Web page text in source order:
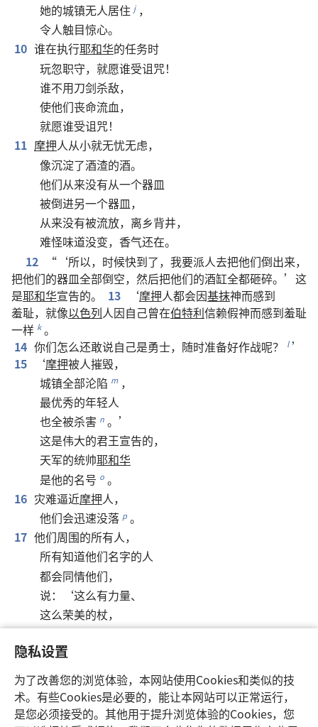
隐私设置
为了改善您的浏览体验，本网站使用Cookies和类似的技
术。有些Cookies是必要的，能让本网站可以正常运行，
是您必须接受的。其他用于提升浏览体验的Cookies，您
她的城镇无人居住 j ，
令人触目惊心。
10 谁在执行耶和华的任务时
玩忽职守， 就愿谁受诅咒！
谁不用刀剑杀敌，
使他们丧命流血，
就愿谁受诅咒！
11 摩押人从小就无忧无虑，
像沉淀了酒渣的酒。
他们从来没有从一个器皿
被倒进另一个器皿，
从来没有被流放， 离乡背井，
难怪味道没变， 香气还在。
12
“‘所以， 时候快到了， 我要派人去把他们倒出来，
把他们的器皿全部倒空， 然后把他们的酒缸全都砸碎。’ 这
是耶和华宣告的。 13 ‘摩押人都会因基抹神而感到
羞耻， 就像以色列人因自己曾在伯特利信赖假神而感到羞耻
一样 k 。
14 你们怎么还敢说自己是勇士， 随时准备好作战呢？ l ’
15
‘摩押被人摧毁，
城镇全部沦陷 m ，
最优秀的年轻人
也全被杀害 n 。’
这是伟大的君王宣告的，
天军的统帅耶和华
是他的名号 o 。
16 灾难逼近摩押人，
他们会迅速没落 p 。
17 他们周围的所有人，
所有知道他们名字的人
都会同情他们，
说：‘这么有力量、
这么荣美的杖，
竟然被折断了！’
18 底本城
放弃你荣耀的地位
坐着忍受干渴*吧，
因为要毁灭 摩押的人